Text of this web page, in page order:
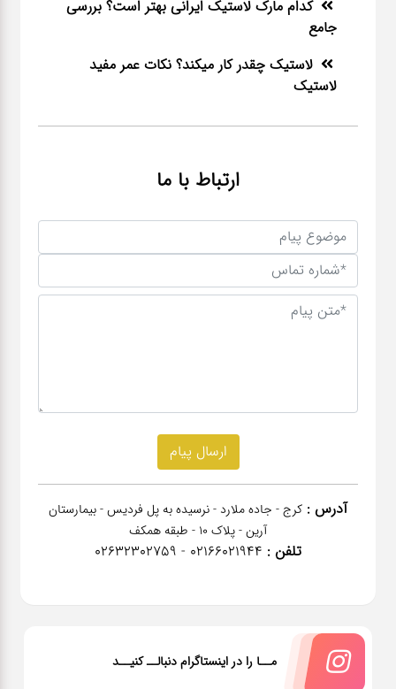
کدام مارک لاستیک ایرانی بهتر است؟ بررسی
جامع
لاستیک چقدر کار میکند؟ نکات عمر مفید
لاستیک
ارتباط با ما
آدرس : کرج - جاده ملارد - نرسیده به پل فردیس - بیمارستان
آرین - پلاک 10 - طبقه همکف
تلفن : 02166021944 - 02632302759
مــا را در اینستاگرام دنبالــ کنیــد